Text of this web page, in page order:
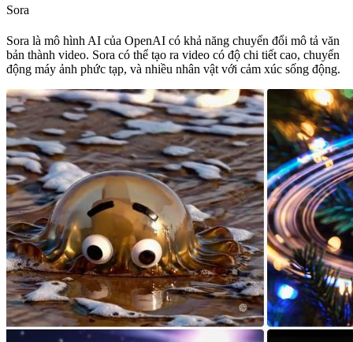
Sora
Sora là mô hình AI của OpenAI có khả năng chuyển đổi mô tả văn
bản thành video. Sora có thể tạo ra video có độ chi tiết cao, chuyển
động máy ảnh phức tạp, và nhiều nhân vật với cảm xúc sống động.